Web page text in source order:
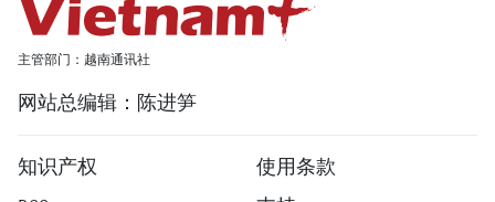
主管部门：越南通讯社
网站总编辑：陈进笋
知识产权
使用条款